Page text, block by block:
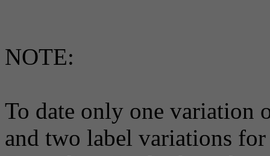
NOTE:
To date only one variation
and two label variations